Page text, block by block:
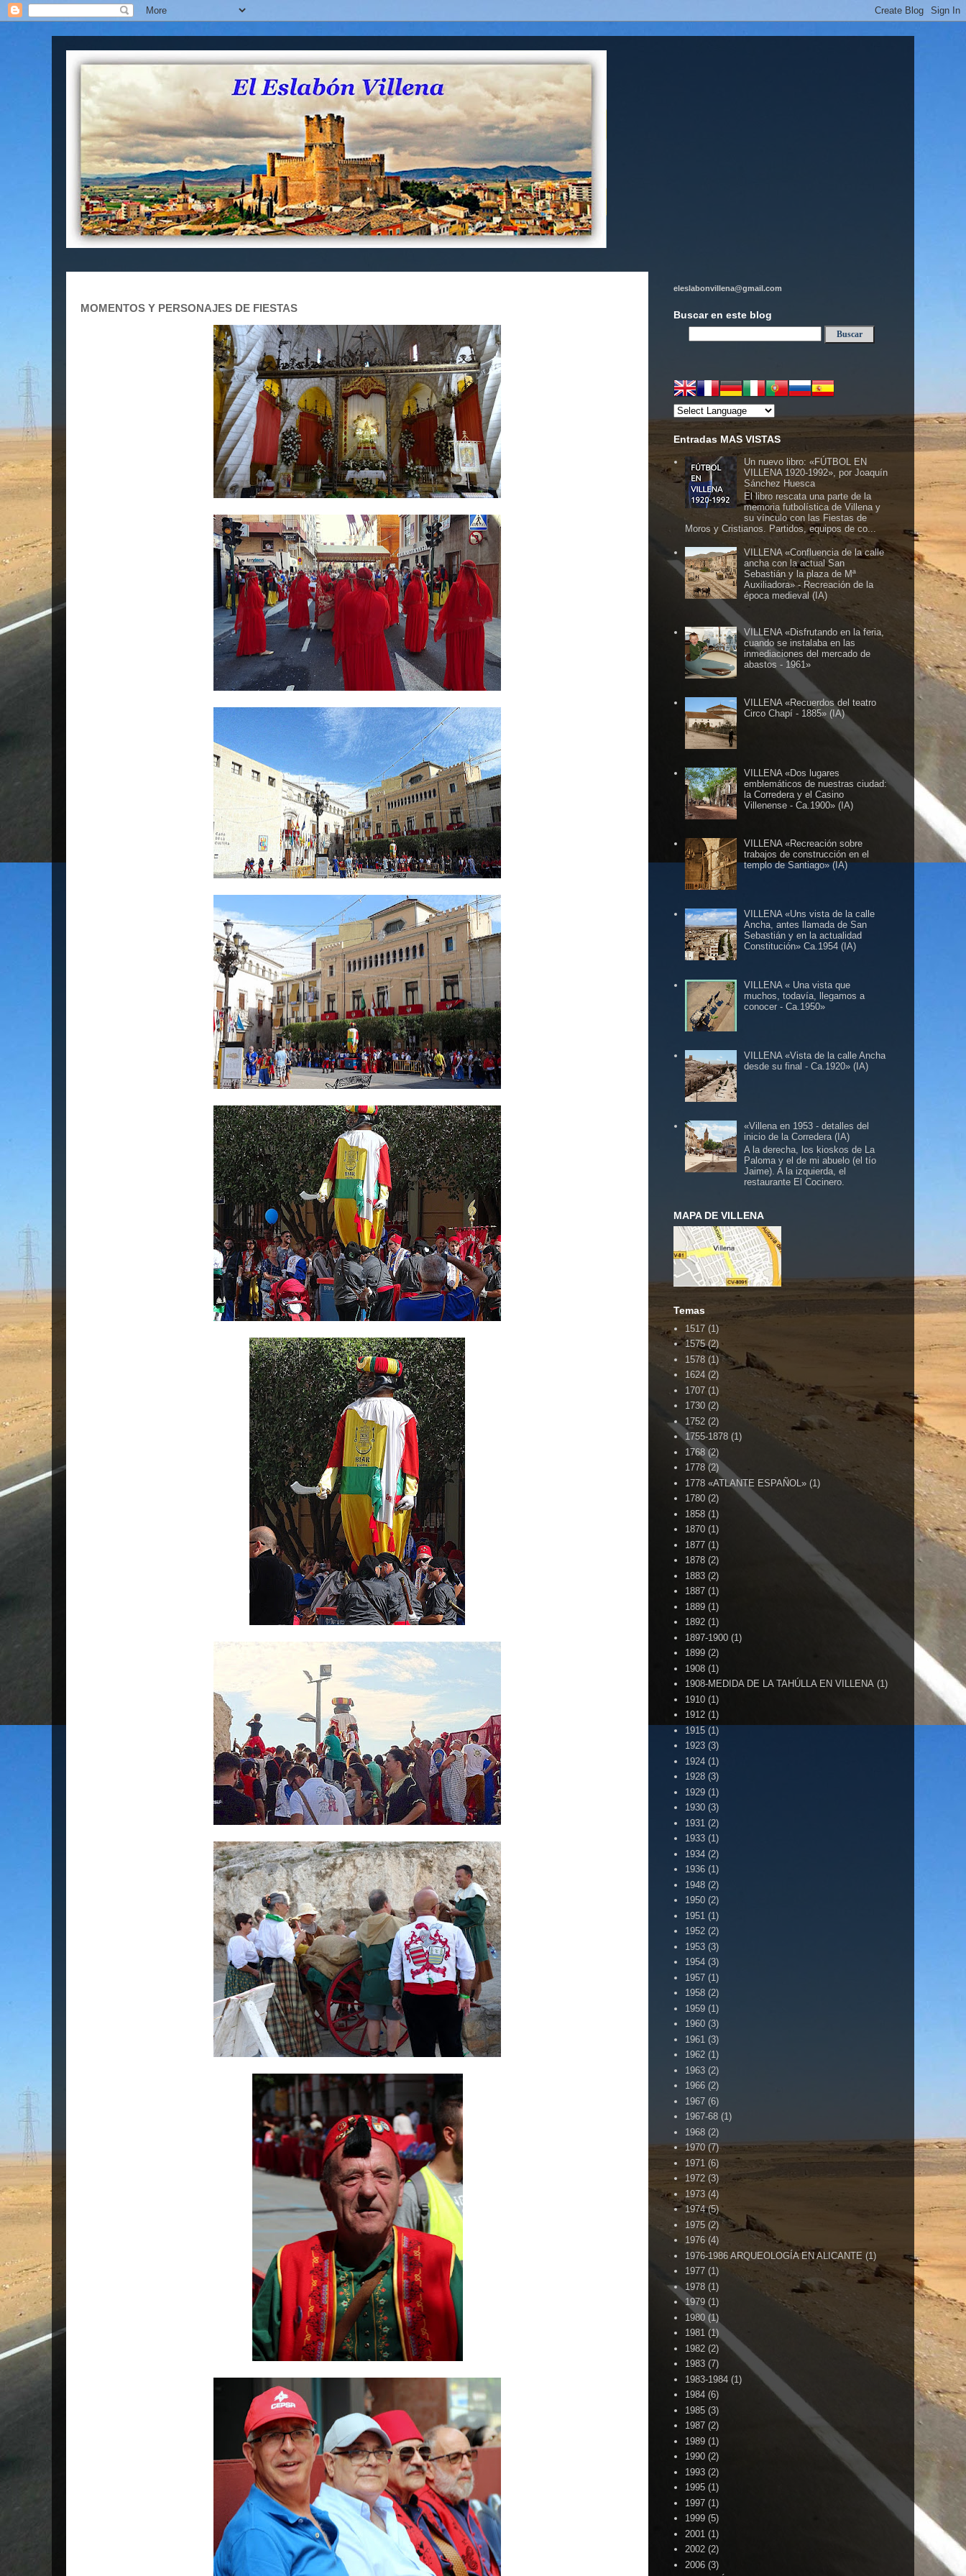
MOMENTOS Y PERSONAJES DE FIESTAS
eleslabonvillena@gmail.com
Buscar en este blog
Entradas MAS VISTAS
Un nuevo libro: «FÚTBOL EN
VILLENA 1920-1992», por Joaquín
Sánchez Huesca
El libro rescata una parte de la
memoria futbolística de Villena y
su vínculo con las Fiestas de
Moros y Cristianos. Partidos, equipos de co...
VILLENA «Confluencia de la calle
ancha con la actual San
Sebastián y la plaza de Mª
Auxiliadora» - Recreación de la
época medieval (IA)
VILLENA «Disfrutando en la feria,
cuando se instalaba en las
inmediaciones del mercado de
abastos - 1961»
VILLENA «Recuerdos del teatro
Circo Chapí - 1885» (IA)
VILLENA «Dos lugares
emblemáticos de nuestras ciudad:
la Corredera y el Casino
Villenense - Ca.1900» (IA)
VILLENA «Recreación sobre
trabajos de construcción en el
templo de Santiago» (IA)
VILLENA «Uns vista de la calle
Ancha, antes llamada de San
Sebastián y en la actualidad
Constitución» Ca.1954 (IA)
VILLENA « Una vista que
muchos, todavía, llegamos a
conocer - Ca.1950»
VILLENA «Vista de la calle Ancha
desde su final - Ca.1920» (IA)
«Villena en 1953 - detalles del
inicio de la Corredera (IA)
A la derecha, los kioskos de La
Paloma y el de mi abuelo (el tío
Jaime). A la izquierda, el
restaurante El Cocinero.
MAPA DE VILLENA
Temas
1517 (1)
1575 (2)
1578 (1)
1624 (2)
1707 (1)
1730 (2)
1752 (2)
1755-1878 (1)
1768 (2)
1778 (2)
1778 «ATLANTE ESPAÑOL» (1)
1780 (2)
1858 (1)
1870 (1)
1877 (1)
1878 (2)
1883 (2)
1887 (1)
1889 (1)
1892 (1)
1897-1900 (1)
1899 (2)
1908 (1)
1908-MEDIDA DE LA TAHÚLLA EN VILLENA (1)
1910 (1)
1912 (1)
1915 (1)
1923 (3)
1924 (1)
1928 (3)
1929 (1)
1930 (3)
1931 (2)
1933 (1)
1934 (2)
1936 (1)
1948 (2)
1950 (2)
1951 (1)
1952 (2)
1953 (3)
1954 (3)
1957 (1)
1958 (2)
1959 (1)
1960 (3)
1961 (3)
1962 (1)
1963 (2)
1966 (2)
1967 (6)
1967-68 (1)
1968 (2)
1970 (7)
1971 (6)
1972 (3)
1973 (4)
1974 (5)
1975 (2)
1976 (4)
1976-1986 ARQUEOLOGÍA EN ALICANTE (1)
1977 (1)
1978 (1)
1979 (1)
1980 (1)
1981 (1)
1982 (2)
1983 (7)
1983-1984 (1)
1984 (6)
1985 (3)
1987 (2)
1989 (1)
1990 (2)
1993 (2)
1995 (1)
1997 (1)
1999 (5)
2001 (1)
2002 (2)
2006 (3)